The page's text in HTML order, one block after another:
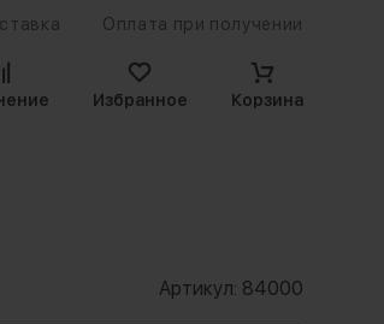
Оплата при получении
Избранное Корзина
Артикул: 84000